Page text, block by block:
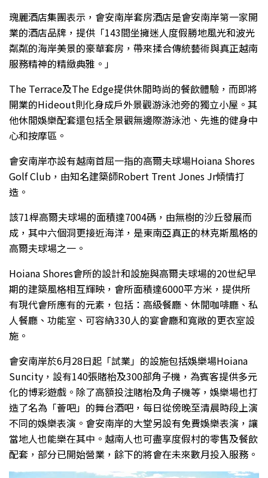
瑰麗酒店集團表示，會安南岸套房酒店是會安南岸第一家開
業的酒店品牌，提供「143間坐擁迷人度假勝地風光和波光
粼粼的海岸美景的豪華套房，帶來揉合傳統藝術與真正越南
服務精神的精緻典雅。」
The Terrace及The Edge提供休閒時尚的餐飲體驗，而即將
開業的Hideout則化身成戶外景觀游泳池旁的獨立小屋。其
他休閒娛樂配套還包括全景觀無邊際游泳池、先進的健身中
心和按摩區。
會安南岸亦設有越南首屈一指的高爾夫球場Hoiana Shores
Golf Club，由知名建築師Robert Trent Jones Jr傾情打
造。
該71桿高爾夫球場的面積達7004碼，由無樹的沙丘發展而
成，其中六個洞更接近海洋，是東南亞真正的林克斯風格的
高爾夫球場之一。
Hoiana Shores會所的設計和設施與高爾夫球場的20世紀早
期的建築風格相互輝映，會所面積達6000平方米，提供所
有現代會所應有的元素，包括：高級餐廳、休閒咖啡廳、私
人餐廳、功能室、可容納330人的宴會廳和寬敞的更衣室設
施。
會安南岸於6月28日起「試業」的設施包括娛樂場Hoiana
Suncity，設有140張賭枱及300部角子機，為賓客提供多元
化的博彩遊戲。除了高額投注賭枱及角子機等，娛樂場也打
造了名為「薈吧」的舞台酒吧，每日從傍晚至清晨時段上演
不同的娛樂表演。會安南岸的大堂另設有免費娛樂表演，讓
當地人也能樂在其中。越南人也可盡享度假村的零售及餐飲
配套，部分已開始營業，餘下的將會在未來數月投入服務。